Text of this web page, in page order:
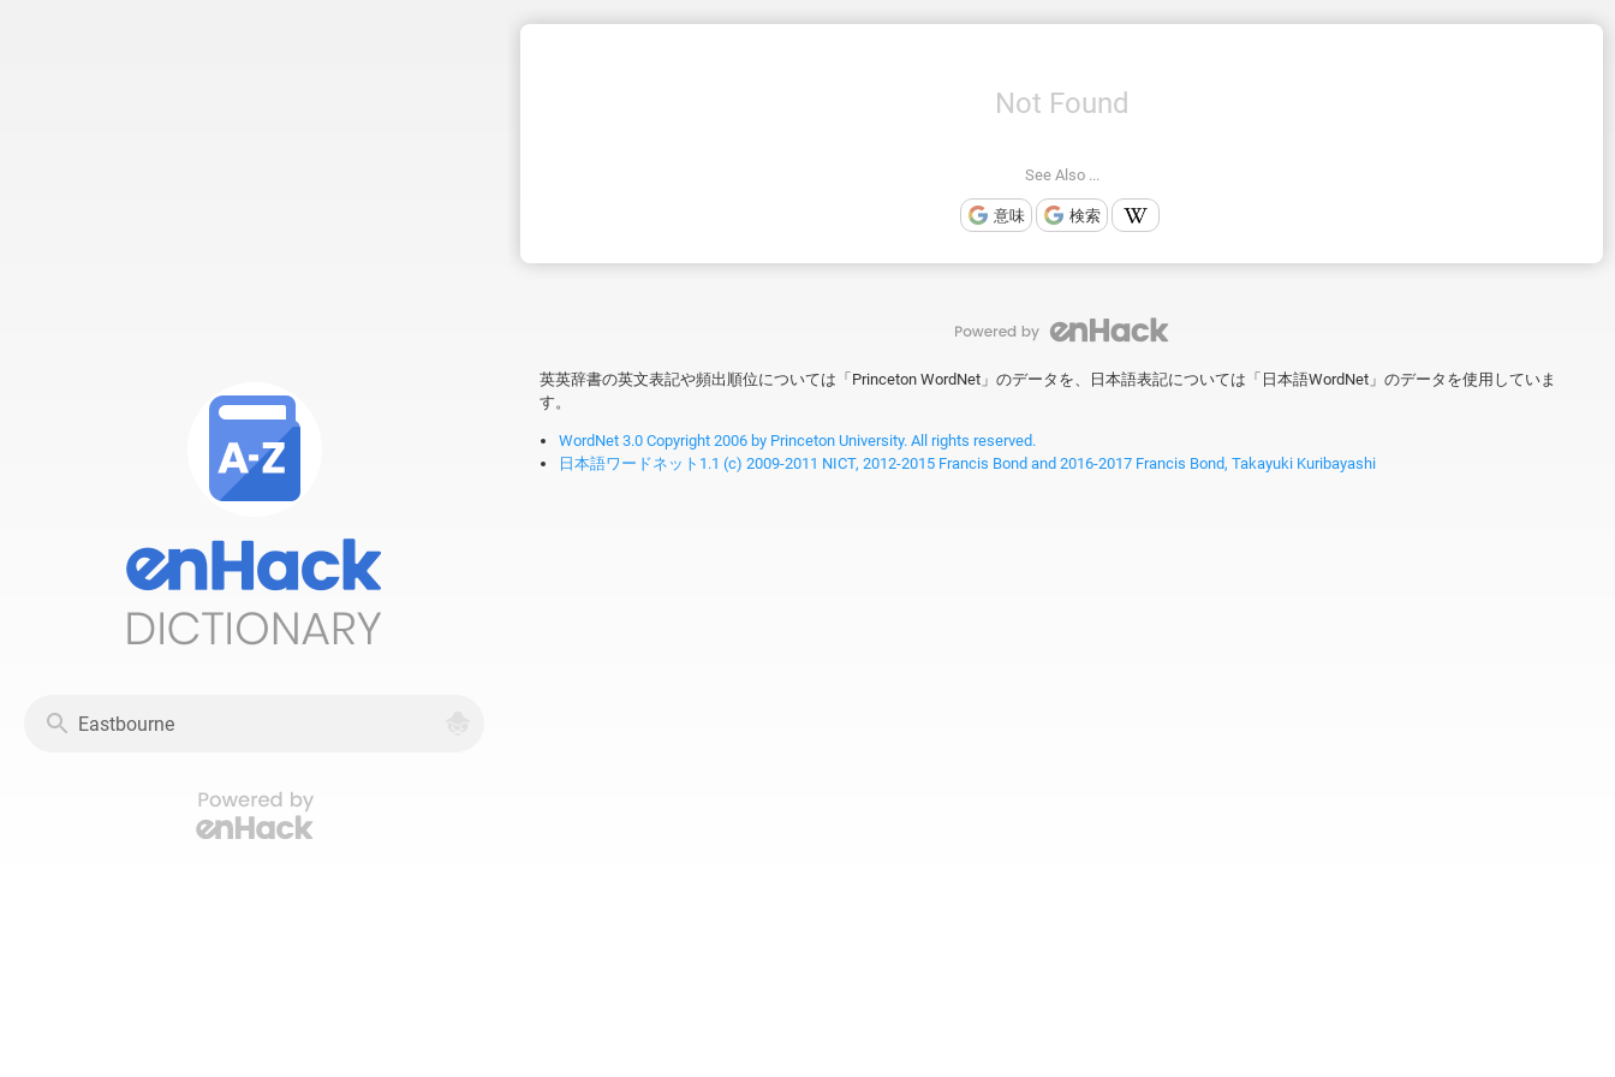
Not Found
See Also ...
意味 検索
英英辞書の英文表記や頻出順位については「Princeton WordNet」のデータを、日本語表記については「日本語WordNet」のデータを使用していま
す。
WordNet 3.0 Copyright 2006 by Princeton University. All rights reserved.
日本語ワードネット1.1 (c) 2009-2011 NICT, 2012-2015 Francis Bond and 2016-2017 Francis Bond, Takayuki Kuribayashi